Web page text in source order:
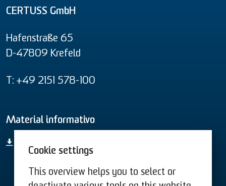
Cookie settings
This overview helps you to select or
CERTUSS GmbH
Hafenstraße 65
D-47809 Krefeld
T: +49 2151 578-100
Material informativo